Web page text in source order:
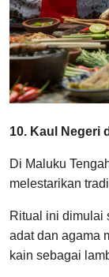
10. Kaul Negeri
Di Maluku
melestarikan
Ritual ini dimulai
adat dan agama
kain sebagai